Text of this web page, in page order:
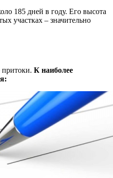
185 дней в году. Его высота
участках – значительно
К наиболее